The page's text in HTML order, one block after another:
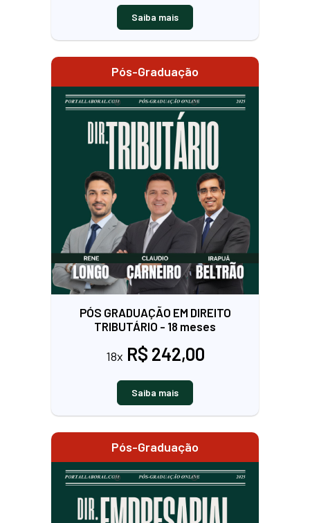
Saiba mais
Pós-Graduação
PÓS GRADUAÇÃO EM DIREITO
TRIBUTÁRIO - 18 meses
18x R$ 242,00
Saiba mais
Pós-Graduação